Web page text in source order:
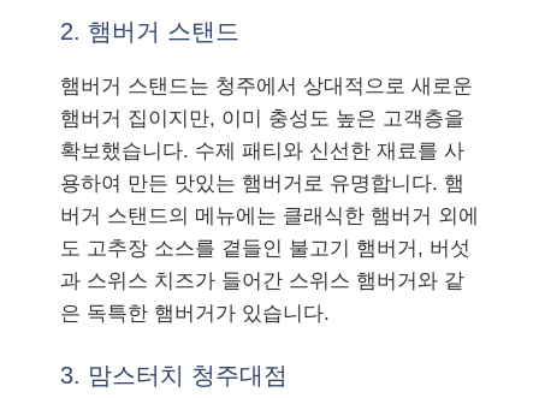
2. 햄버거 스탠드
햄버거 스탠드는 청주에서 상대적으로 새로운
햄버거 집이지만, 이미 충성도 높은 고객층을
확보했습니다. 수제 패티와 신선한 재료를 사
용하여 만든 맛있는 햄버거로 유명합니다. 햄
버거 스탠드의 메뉴에는 클래식한 햄버거 외에
도 고추장 소스를 곁들인 불고기 햄버거, 버섯
과 스위스 치즈가 들어간 스위스 햄버거와 같
은 독특한 햄버거가 있습니다.
3. 맘스터치 청주대점